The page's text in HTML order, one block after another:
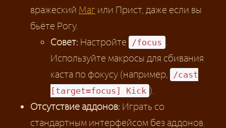
вражеский Маг или Прист, даже если вы
бьёте Рогу.
Совет: Настройте /focus .
Используйте макросы для сбивания
каста по фокусу (например,
/cast
[target=focus] Kick ).
Отсутствие аддонов: Играть со
стандартным интерфейсом без аддонов.